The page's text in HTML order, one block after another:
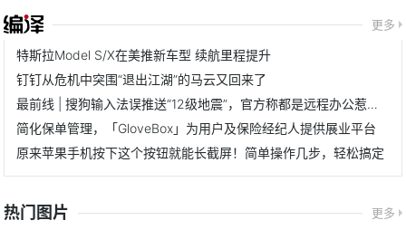
更多
特斯拉Model S/X在美推新车型 续航里程提升
钉钉从危机中突围“退出江湖”的马云又回来了
最前线 | 搜狗输入法误推送“12级地震”，官方称都是远程办公惹的祸
简化保单管理，「GloveBox」为用户及保险经纪人提供展业平台
原来苹果手机按下这个按钮就能长截屏！简单操作几步，轻松搞定
热门图片 更多